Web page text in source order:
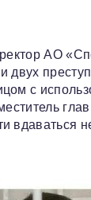
АО
с
вдаваться